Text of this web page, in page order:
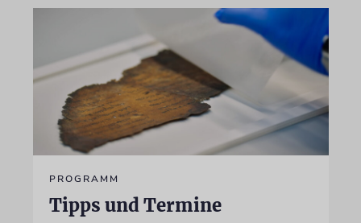
PROGRAMM
Tipps und Termine